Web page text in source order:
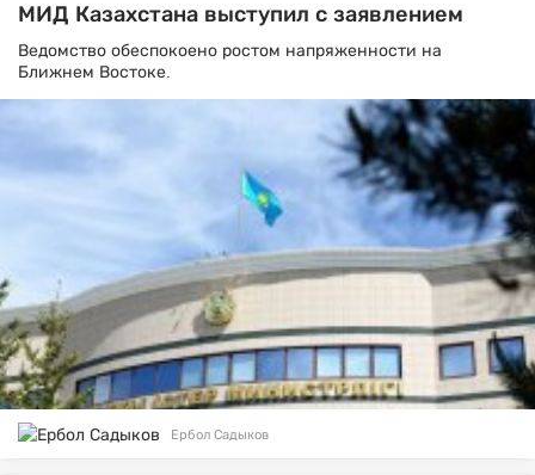
МИД Казахстана выступил с заявлением
Ведомство обеспокоено ростом напряженности на
Ближнем Востоке.
Ербол Садыков